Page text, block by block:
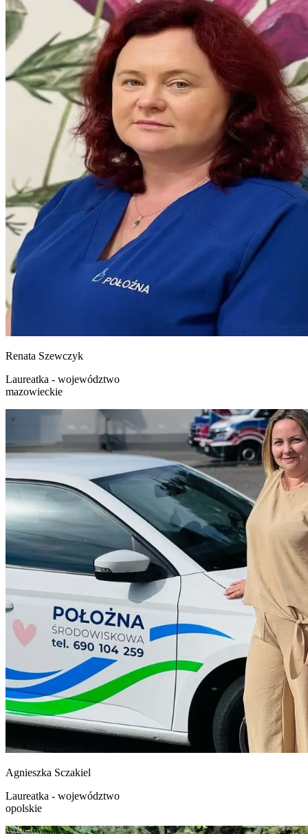
Renata Szewczyk
Laureatka - województwo
mazowieckie
Agnieszka Sczakiel
Laureatka - województwo
opolskie